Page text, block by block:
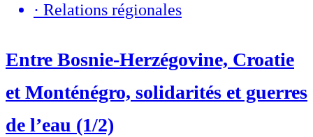
· Relations régionales
Entre Bosnie-Herzégovine, Croatie
et Monténégro, solidarités et guerres
de l’eau (1/2)